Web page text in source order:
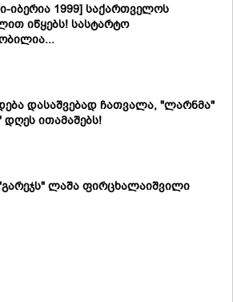
იბერია 1999] საქართველოს
იწყებს! სასტარტო
დასაშვებად ჩათვალა, "ლარნმა"
დღეს ითამაშებს!
ლაშა ფირცხალაიშვილი